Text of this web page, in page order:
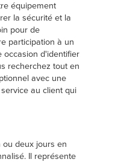
équipement
la sécurité et la
pour de
participation à un
occasion d'identifier
recherchez tout en
avec une
au client qui
ou deux jours en
Il représente